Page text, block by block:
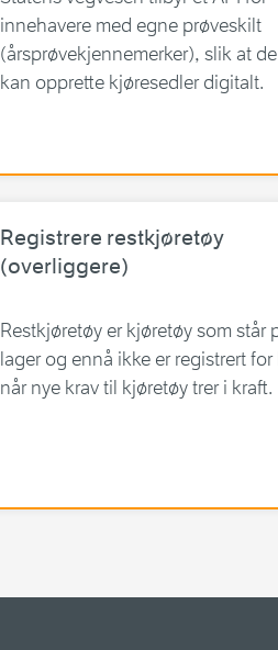
innehavere med egne prøveskilt
(årsprøvekjennemerker), slik at
kan opprette kjøresedler digitalt.
Registrere restkjøretøy
(overliggere)
Restkjøretøy er kjøretøy som står
lager og ennå ikke er registrert
når nye krav til kjøretøy trer i kraft.